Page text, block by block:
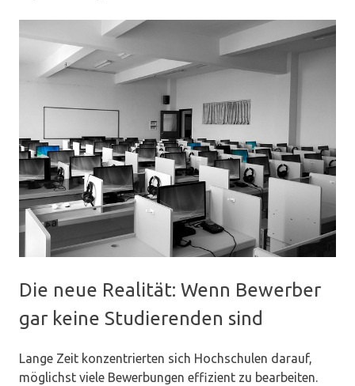
Die neue Realität: Wenn Bewerber
gar keine Studierenden sind
Lange Zeit konzentrierten sich Hochschulen darauf,
möglichst viele Bewerbungen effizient zu bearbeiten.